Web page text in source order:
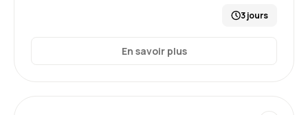
3 jours
En savoir plus